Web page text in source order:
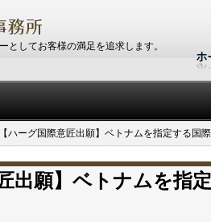
としてお客様の満足を追求します。
【ハーグ国際意匠出願】ベトナムを指定する国
出願】ベトナムを指